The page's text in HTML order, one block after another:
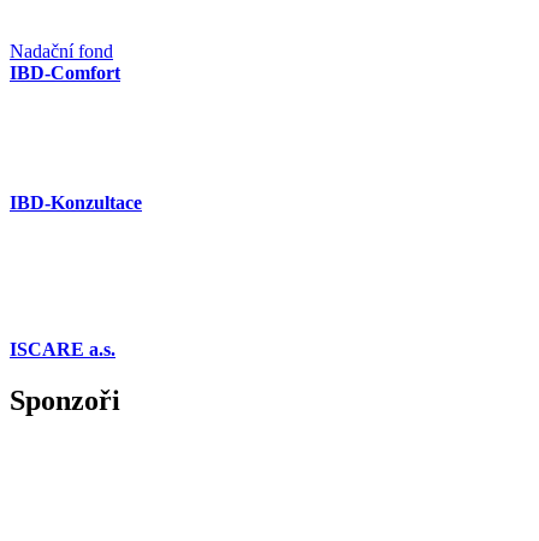
Nadační fond
IBD-Comfort
IBD-Konzultace
ISCARE a.s.
Sponzoři